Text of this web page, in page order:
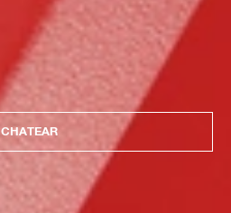
CHATEAR